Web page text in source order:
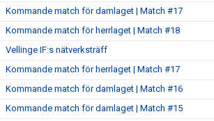
Kommande match för damlaget | Match #17
Kommande match för herrlaget | Match #18
Vellinge IF:s nätverksträff
Kommande match för herrlaget | Match #17
Kommande match för damlaget | Match #16
Kommande match för damlaget | Match #15